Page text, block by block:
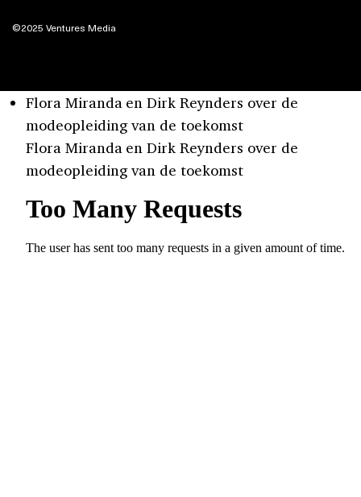
©2025 Ventures Media
Flora Miranda en Dirk Reynders over de
modeopleiding van de toekomst
Flora Miranda en Dirk Reynders over de
modeopleiding van de toekomst